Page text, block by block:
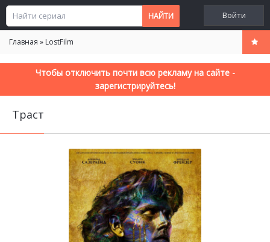
Войти
Главная » LostFilm
Чтобы отключить почти всю рекламу на сайте -
зарегистрируйтесь!
Траст